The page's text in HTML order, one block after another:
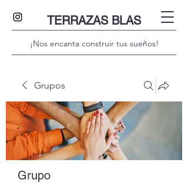
TERRAZAS BLAS
¡Nos encanta construir tus sueños!
Grupos
Grupo